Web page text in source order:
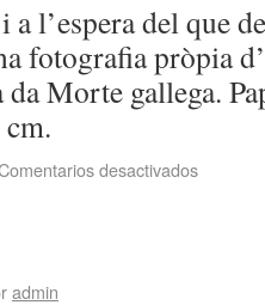
l’espera del que
fotografia pròpia
da Morte gallega.
desactivados
admin